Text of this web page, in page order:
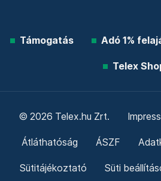
Támogatás Adó 1%
Telex
© 2026 Telex.hu Zrt.
Átláthatóság ÁSZF
Sütitájékoztató Süti